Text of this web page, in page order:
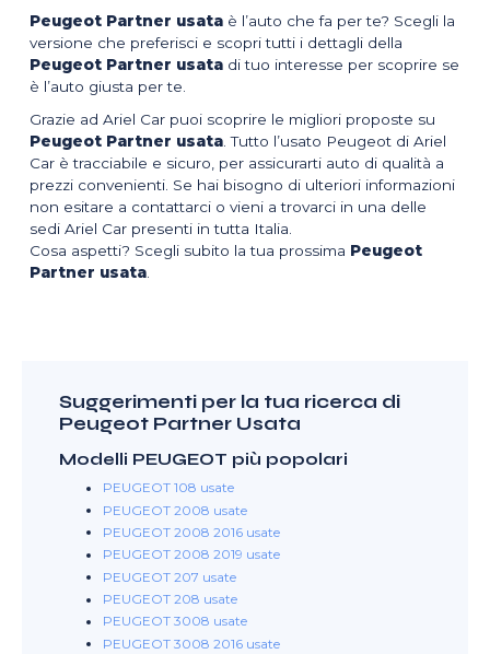
Peugeot Partner usata è l’auto che fa per te? Scegli la
versione che preferisci e scopri tutti i dettagli della
Peugeot Partner usata di tuo interesse per scoprire se
è l’auto giusta per te.
Grazie ad Ariel Car puoi scoprire le migliori proposte su
Peugeot Partner usata . Tutto l’usato Peugeot di Ariel
Car è tracciabile e sicuro, per assicurarti auto di qualità a
prezzi convenienti. Se hai bisogno di ulteriori informazioni
non esitare a contattarci o vieni a trovarci in una delle
sedi Ariel Car presenti in tutta Italia.
Cosa aspetti? Scegli subito la tua prossima Peugeot
Partner usata
Suggerimenti per la tua ricerca di
Peugeot Partner Usata
Modelli PEUGEOT più popolari
PEUGEOT 108 usate
PEUGEOT 2008 usate
PEUGEOT 2008 2016 usate
PEUGEOT 2008 2019 usate
PEUGEOT 207 usate
PEUGEOT 208 usate
PEUGEOT 3008 usate
PEUGEOT 3008 2016 usate